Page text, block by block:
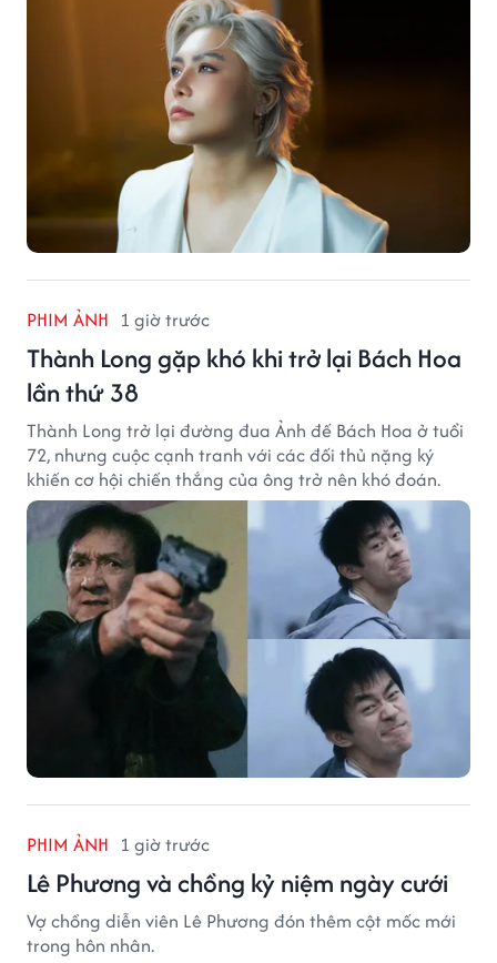
PHIM ẢNH 1 giờ trước
Thành Long gặp khó khi trở lại Bách Hoa
lần thứ 38
Thành Long trở lại đường đua Ảnh đế Bách Hoa ở tuổi
72, nhưng cuộc cạnh tranh với các đối thủ nặng ký
khiến cơ hội chiến thắng của ông trở nên khó đoán.
PHIM ẢNH 1 giờ trước
Lê Phương và chồng kỷ niệm ngày cưới
Vợ chồng diễn viên Lê Phương đón thêm cột mốc mới
trong hôn nhân.